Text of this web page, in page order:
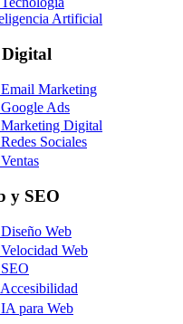
Artificial
Marketing
Ads
Digital
Sociales
y SEO
Web
Web
para Web